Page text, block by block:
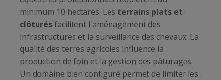
minimum 10 hectares. Les terrains plats et
clôturésfacilitent l'aménagement des
infrastructures et la surveillance des chevaux. La
qualité des terres agricoles influence la
production de foin et la gestion des pâturages.
Un domaine bien configuré permet de limiter les